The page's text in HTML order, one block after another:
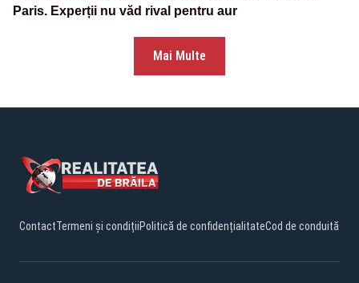
Paris. Experții nu văd rival pentru aur
Mai Multe
ContactTermeni și condițiiPolitică de confidențialitateCod de conduită